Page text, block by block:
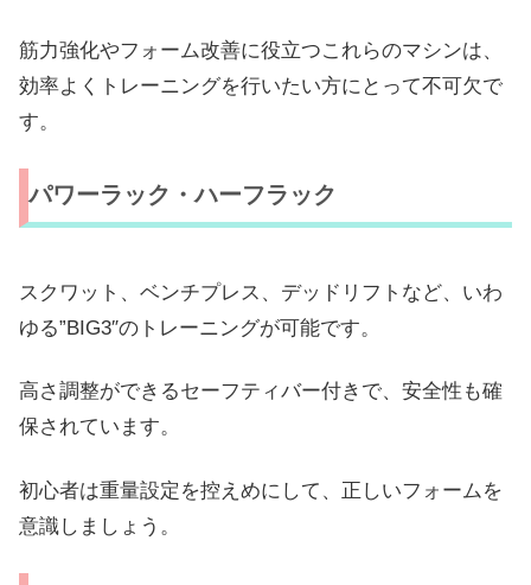
筋力強化やフォーム改善に役立つこれらのマシンは、
効率よくトレーニングを行いたい方にとって不可欠で
す。
パワーラック・ハーフラック
スクワット、ベンチプレス、デッドリフトなど、いわ
ゆる”BIG3″のトレーニングが可能です。
高さ調整ができるセーフティバー付きで、安全性も確
保されています。
初心者は重量設定を控えめにして、正しいフォームを
意識しましょう。